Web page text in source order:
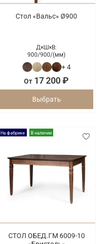
Стол «Вальс» Ø900
Д×Ш×В:
900/900/(мм)
+ 4
От 17 200 ₽
Выбрать
На фабрике В наличии
СТОЛ ОБЕД.ГМ 6009-10